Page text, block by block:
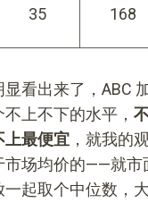
35 168
看出来了，ABC
上不下的水平，
上最便宜 ，就我的
市场均价的——就市
起取个中位数，